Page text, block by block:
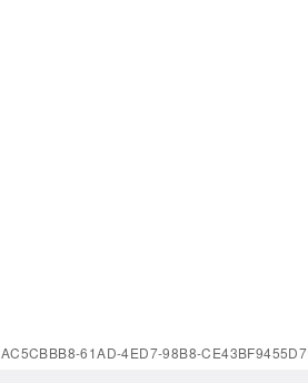
AC5CBBB8-61AD-4ED7-98B8-CE43BF9455D7